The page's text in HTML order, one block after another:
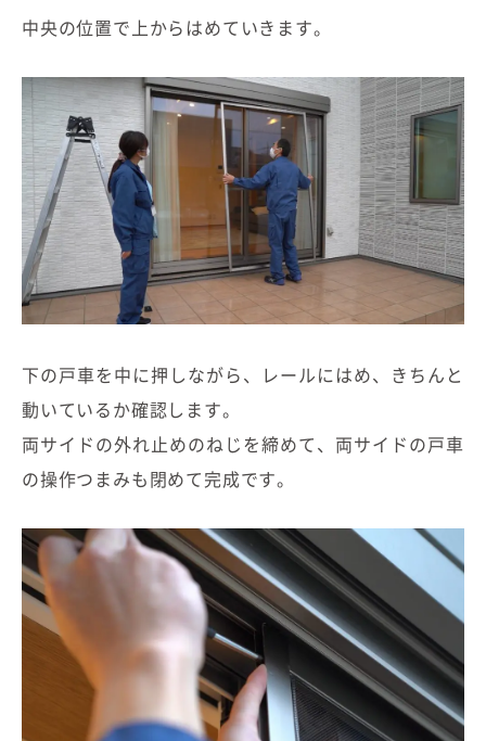
中央の位置で上からはめていきます。
下の戸車を中に押しながら、レールにはめ、きちんと
動いているか確認します。
両サイドの外れ止めのねじを締めて、両サイドの戸車
の操作つまみも閉めて完成です。